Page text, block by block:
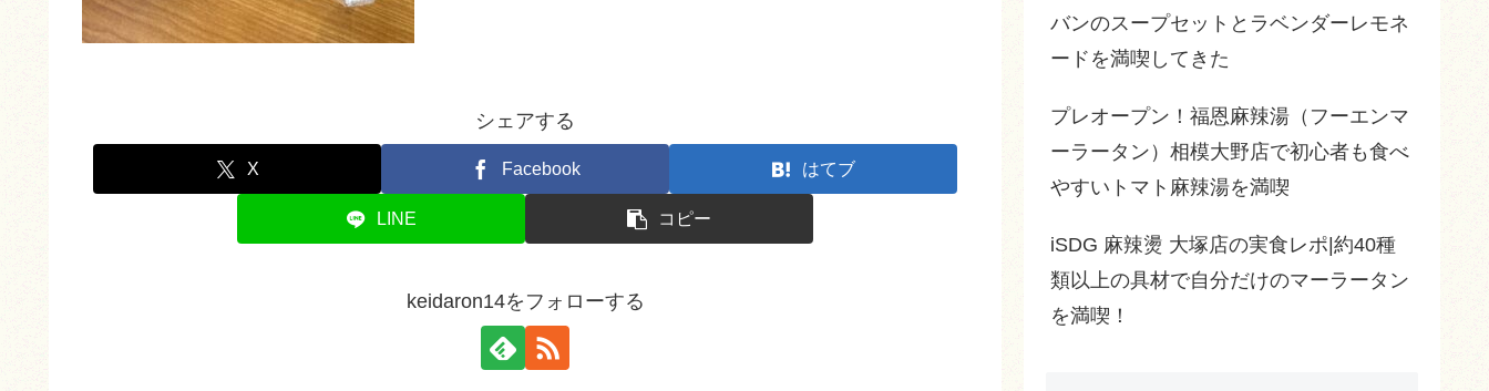
シェアする
X Facebook はてブ
LINE コピー
keidaron14をフォローする
バンのスープセットとラベンダーレモネ
ードを満喫してきた
プレオープン！福恩麻辣湯（フーエンマ
ーラータン）相模大野店で初心者も食べ
やすいトマト麻辣湯を満喫
iSDG 麻辣燙 大塚店の実食レポ|約40種
類以上の具材で自分だけのマーラータン
を満喫！